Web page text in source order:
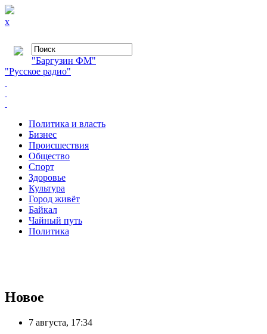
x
"Баргузин ФМ"
"Русское радио"
Политика и власть
Бизнес
Происшествия
Общество
Cпорт
Здоровье
Культура
Город живёт
Байкал
Чайный путь
Политика
Новое
7 августа, 17:34